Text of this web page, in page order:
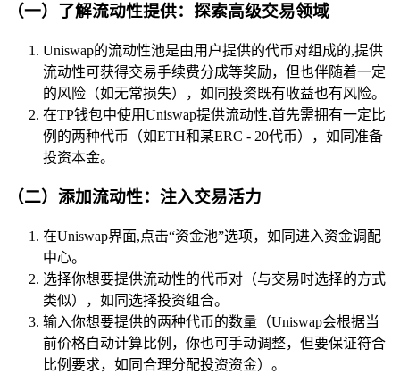
（一）了解流动性提供：探索高级交易领域
Uniswap的流动性池是由用户提供的代币对组成的,提供
流动性可获得交易手续费分成等奖励，但也伴随着一定
的风险（如无常损失），如同投资既有收益也有风险。
在TP钱包中使用Uniswap提供流动性,首先需拥有一定比
例的两种代币（如ETH和某ERC - 20代币），如同准备
投资本金。
（二）添加流动性：注入交易活力
在Uniswap界面,点击“资金池”选项，如同进入资金调配
中心。
选择你想要提供流动性的代币对（与交易时选择的方式
类似），如同选择投资组合。
输入你想要提供的两种代币的数量（Uniswap会根据当
前价格自动计算比例，你也可手动调整，但要保证符合
比例要求，如同合理分配投资资金）。